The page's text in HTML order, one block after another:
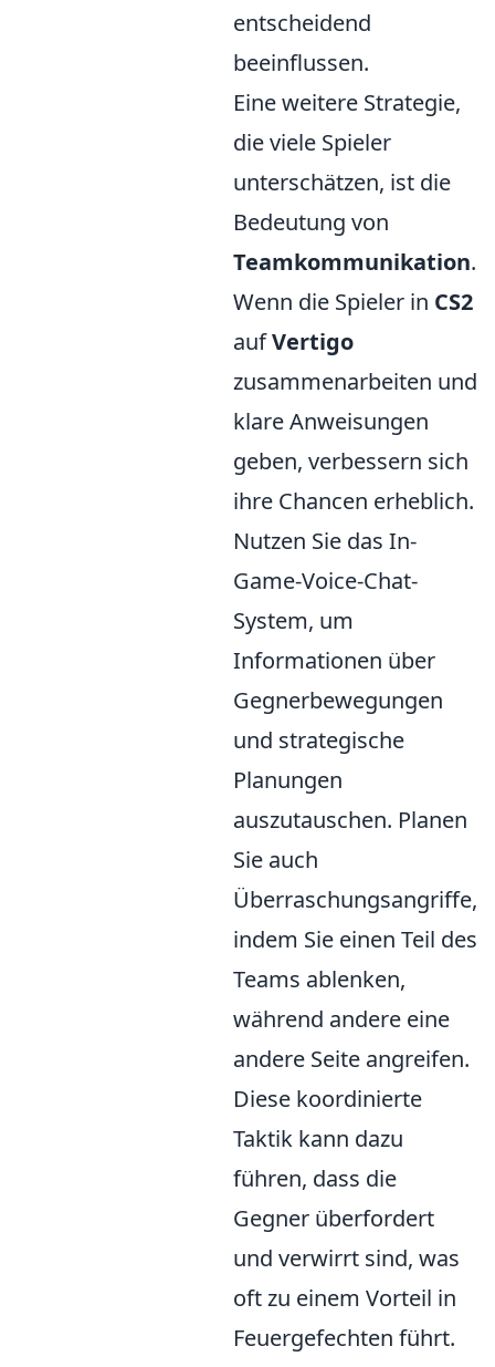
entscheidend
beeinflussen.
Eine weitere Strategie,
die viele Spieler
unterschätzen, ist die
Bedeutung von
Teamkommunikation.
Wenn die Spieler in CS2
aufVertigo
zusammenarbeiten und
klare Anweisungen
geben, verbessern sich
ihre Chancen erheblich.
Nutzen Sie das In-
Game-Voice-Chat-
System, um
Informationen über
Gegnerbewegungen
und strategische
Planungen
auszutauschen. Planen
Sie auch
Überraschungsangriffe,
indem Sie einen Teil des
Teams ablenken,
während andere eine
andere Seite angreifen.
Diese koordinierte
Taktik kann dazu
führen, dass die
Gegner überfordert
und verwirrt sind, was
oft zu einem Vorteil in
Feuergefechten führt.